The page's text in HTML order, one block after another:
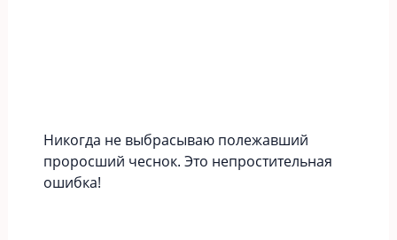
Никогда не выбрасываю полежавший
проросший чеснок. Это непростительная
ошибка!